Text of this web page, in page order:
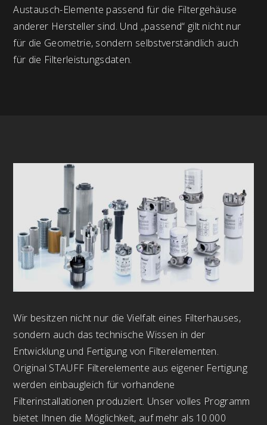
Austausch-Elemente passend für die Filtergehäuse
anderer Hersteller sind. Und „passend“ gilt nicht nur
für die Geometrie, sondern selbstverständlich auch
für die Filterleistungsdaten.
Wir besitzen nicht nur die Vielfalt eines Filterhauses,
sondern auch das technische Wissen in der
Entwicklung und Fertigung von Filterelementen.
Original STAUFF Filterelemente aus eigener Fertigung
werden einbaugleich für vorhandene
Filterinstallationen produziert. Unser volles Programm
bietet Ihnen die Möglichkeit, auf mehr als 10.000